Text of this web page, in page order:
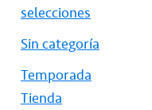
selecciones
Sin categoría
Temporada
Tienda